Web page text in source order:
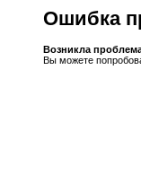
Ошибка
Возникла
Вы можете